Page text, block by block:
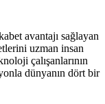
avantajı sağlayan
uzman insan
çalışanlarının
dünyanın dört bir